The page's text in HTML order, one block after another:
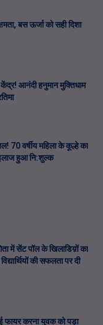
बस ऊर्जा को सही दिशा
आनंदी हनुमान मुक्तिधाम
70 वर्षीय महिला के कूल्हे का
हुआ नि:शुल्क
में सेंट पॉल के खिलाडिय़ों का
की सफलता पर दी
फायर करना युवक को पड़ा